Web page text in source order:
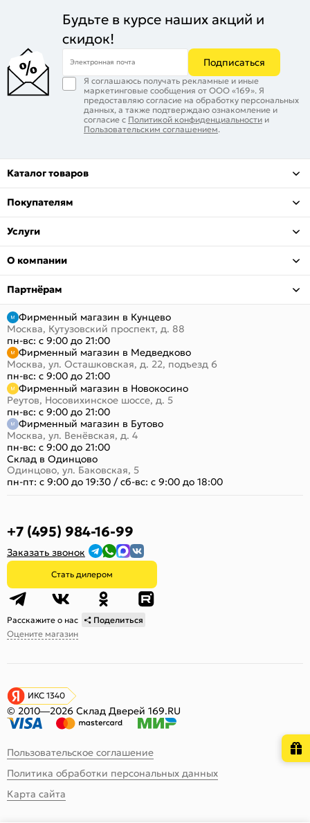
Будьте в курсе наших акций и
скидок!
Электронная почта Подписаться
Я соглашаюсь получать рекламные и иные
маркетинговые сообщения от ООО «169». Я
предоставляю согласие на обработку персональных
данных, а также подтверждаю ознакомление и
согласие с Политикой конфиденциальности и
Пользовательским соглашением.
Каталог товаров
Покупателям
Услуги
О компании
Партнёрам
Фирменный магазин в Кунцево
Москва, Кутузовский проспект, д. 88
пн-вс: с 9:00 до 21:00
Фирменный магазин в Медведково
Москва, ул. Осташковская, д. 22, подъезд 6
пн-вс: с 9:00 до 21:00
Фирменный магазин в Новокосино
Реутов, Носовихинское шоссе, д. 5
пн-вс: с 9:00 до 21:00
Фирменный магазин в Бутово
Москва, ул. Венёвская, д. 4
пн-вс: с 9:00 до 21:00
Склад в Одинцово
Одинцово, ул. Баковская, 5
пн-пт: с 9:00 до 19:30 /сб-вс: с 9:00 до 18:00
+7 (495) 984-16-99
Заказать звонок
Стать дилером
Расскажите о нас
Поделиться
Оцените магазин
ИКС 1340
© 2010—2026 Склад Дверей 169.RU
Пользовательское соглашение
Политика обработки персональных данных
Карта сайта